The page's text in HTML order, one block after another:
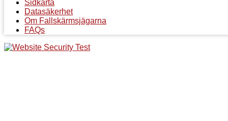
Sidkarta
Datasäkerhet
Om Fallskärmsjägarna
FAQs